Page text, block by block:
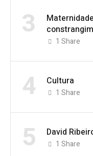
3 1 Share
4 Cultura
1 Share
5 David
1 Share